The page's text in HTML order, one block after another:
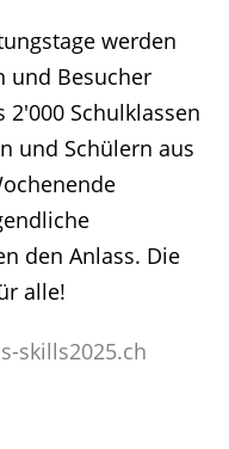
werden
und Besucher
Schulklassen
und Schülern aus
den Anlass. Die
alle!
skills2025.ch